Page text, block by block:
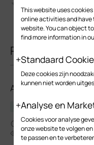
Related
Release Note
08-22-2025
2241
This website uses
online activities and have
website. You can object
find more information in
Standaard
Deze cookies zijn
kunnen niet worden
Analyse en
Cookies voor analyse
onze website te volgen
te passen en te